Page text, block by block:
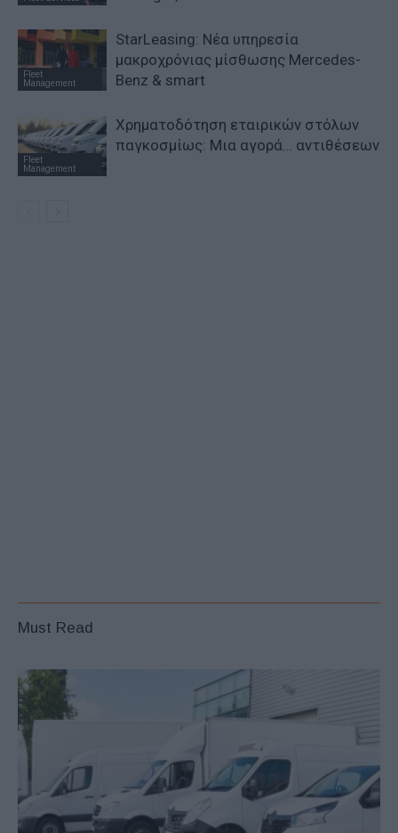
Fleet
Management
StarLeasing: Νέα υπηρεσία
μακροχρόνιας μίσθωσης Mercedes-
Benz & smart
Fleet
Management
Χρηματοδότηση εταιρικών στόλων
παγκοσμίως: Μια αγορά… αντιθέσεων
Must Read